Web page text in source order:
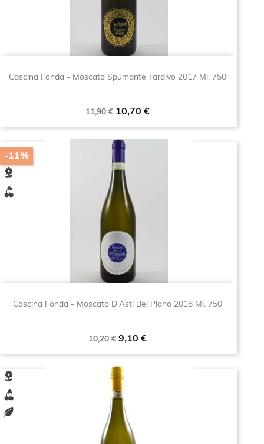
Cascina Fonda - Moscato Spumante Tardivo 2017 Ml. 750
Prezzo
11,90 € Prezzo
10,70 €
Cascina Fonda - Moscato D'Asti Bel Piano 2018 Ml. 750
Prezzo
10,20 € Prezzo
9,10 €
-11%